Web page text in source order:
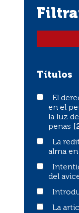
Títulos
El derecho
El
en el
la luz
penas
La reditio
La
alma
Intentio
del
La
La